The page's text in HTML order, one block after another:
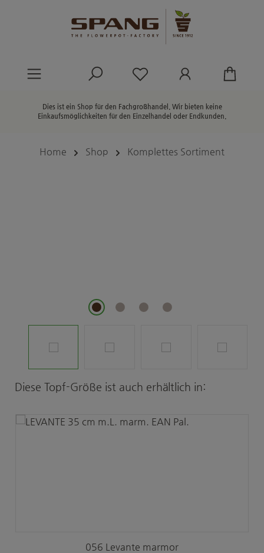
Du hast 0 Produkte
Dies ist ein Shop für den Fachgroßhandel. Wir bieten keine
Einkaufsmöglichkeiten für den Einzelhandel oder Endkunden.
Home Shop Komplettes Sortiment
Produktgalerie überspringen
Diese Topf-Größe ist auch erhältlich in:
056 Levante marmor